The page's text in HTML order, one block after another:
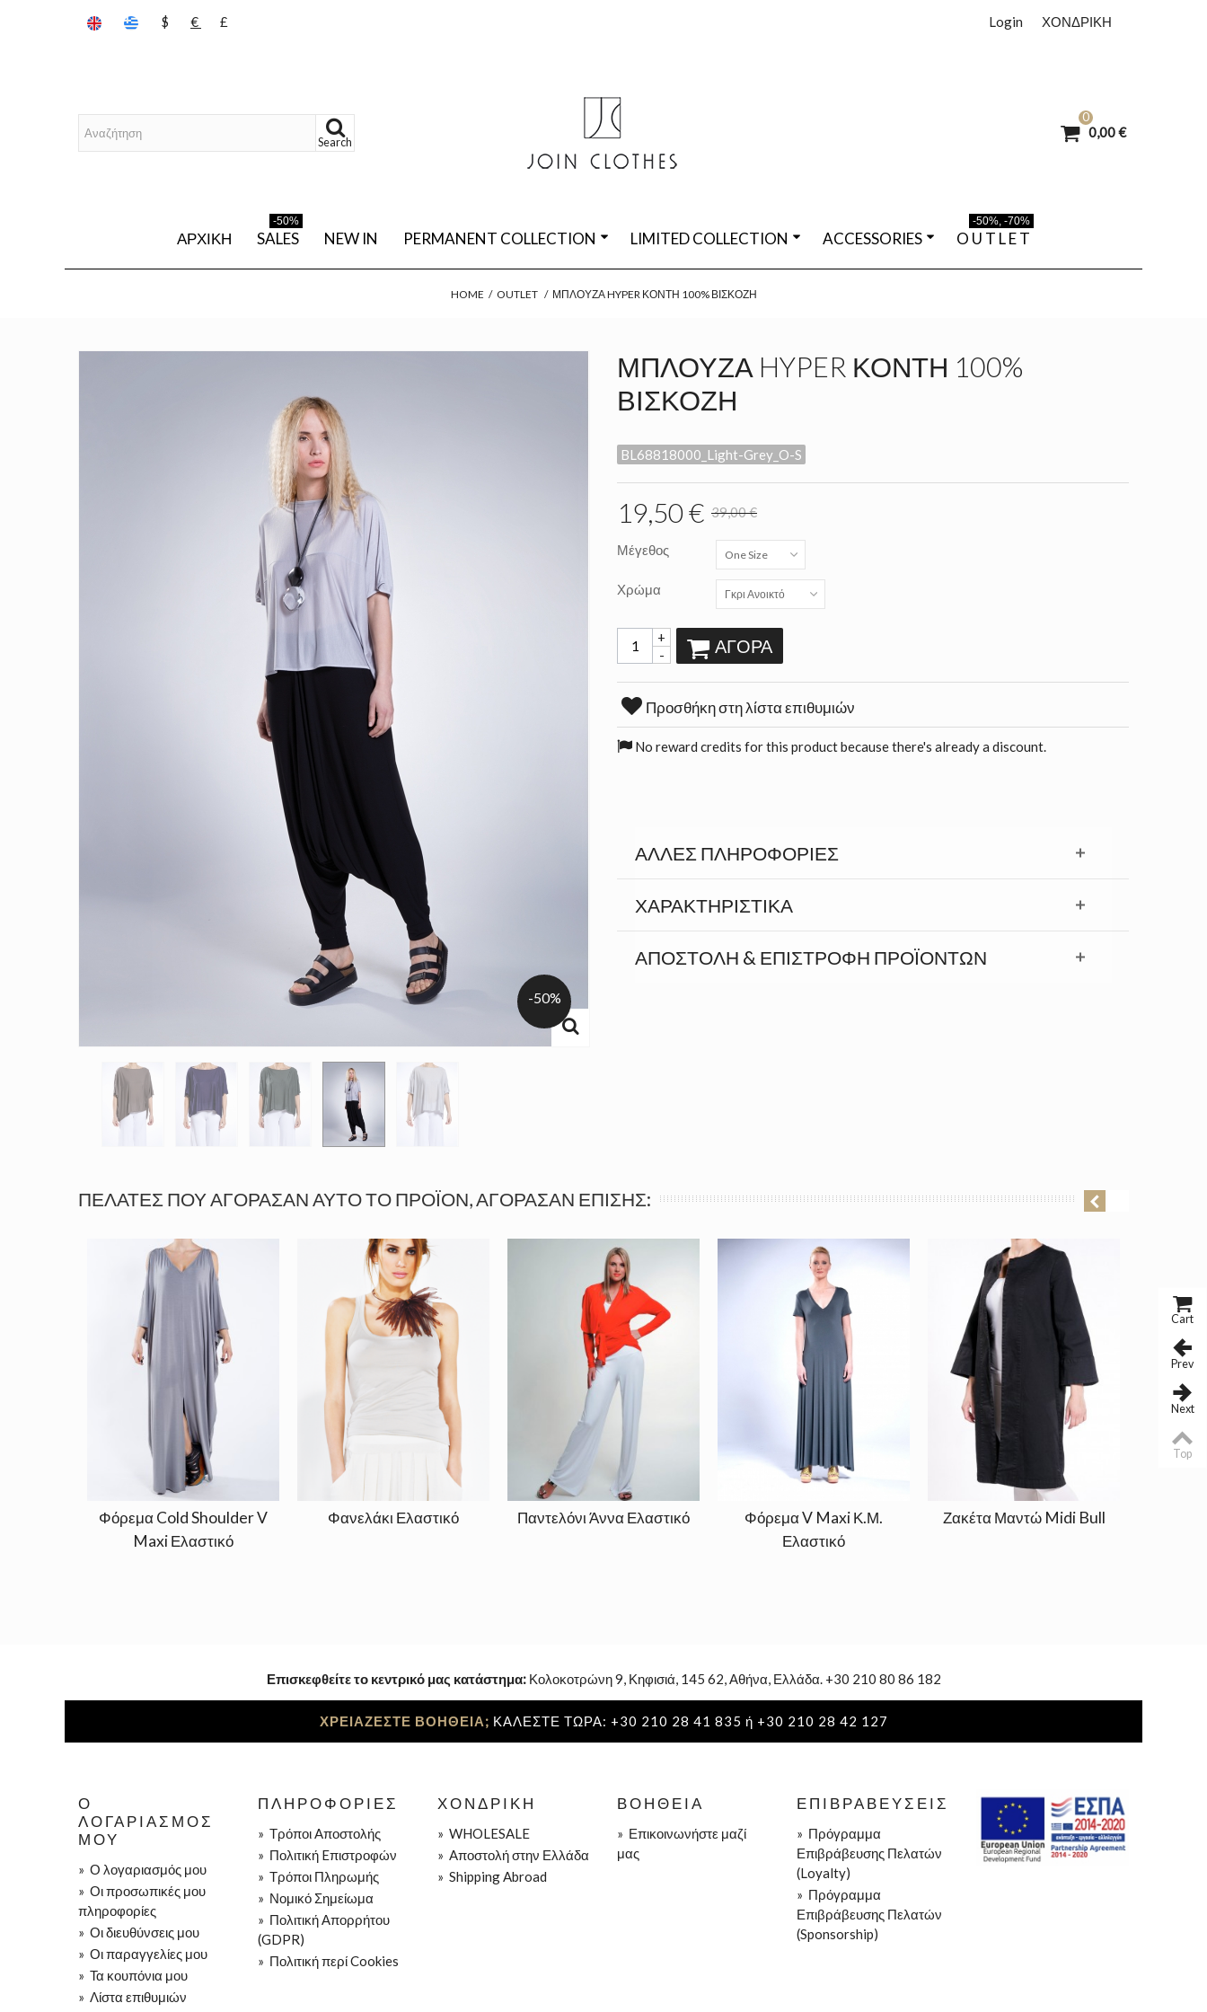
ΧΟΝΔΡΙΚΗ
Login
$ € £
Search
0
0,00 €
ΑΡΧΙΚΉ SALES
-50%
NEW IN PERMANENT COLLECTION LIMITED COLLECTION ACCESSORIES O U T L E T
-50%, -70%
HOME / OUTLET / ΜΠΛΟΎΖΑ HYPER ΚΟΝΤΉ 100% ΒΙΣΚΌΖΗ
-50%
ΜΠΛΟΎΖΑ HYPER ΚΟΝΤΉ 100%
ΒΙΣΚΌΖΗ
BL68818000_Light-Grey_O-S
19,50 € 39,00 €
Μέγεθος One Size
Χρώμα Γκρι Ανοικτό
-
+ ΑΓΟΡΆ
Προσθήκη στη λίστα επιθυμιών
No reward credits for this product because there's already a discount.
ΆΛΛΕΣ ΠΛΗΡΟΦΟΡΊΕΣ
ΧΑΡΑΚΤΗΡΙΣΤΙΚΆ
ΑΠΟΣΤΟΛΉ & ΕΠΙΣΤΡΟΦΉ ΠΡΟΪΟΝΤΩΝ
ΠΕΛΆΤΕΣ ΠΟΥ ΑΓΌΡΑΣΑΝ ΑΥΤΌ ΤΟ ΠΡΟΪΌΝ, ΑΓΌΡΑΣΑΝ ΕΠΊΣΗΣ:
Φόρεμα Cold Shoulder V
Maxi Ελαστικό
Φανελάκι Ελαστικό Παντελόνι Άννα Ελαστικό
Φόρεμα V Maxi Κ.Μ.
Ελαστικό
Ζακέτα Μαντώ Midi Bull
Επισκεφθείτε το κεντρικό μας κατάστημα:Κολοκοτρώνη 9, Κηφισιά, 145 62, Αθήνα, Ελλάδα. +30 210 80 86 182
ΧΡΕΙΑΖΕΣΤΕ ΒΟΗΘΕΙΑ; ΚΑΛΕΣΤΕ ΤΩΡΑ: +30 210 28 41 835 ή +30 210 28 42 127
Ο
ΛΟΓΑΡΙΑΣΜΌΣ
ΜΟΥ
» Ο λογαριασμός μου
» Οι προσωπικές μου
πληροφορίες
» Οι διευθύνσεις μου
» Οι παραγγελίες μου
» Τα κουπόνια μου
» Λίστα επιθυμιών
ΠΛΗΡΟΦΟΡΊΕΣ
» Τρόποι Aποστολής
» Πολιτική Eπιστροφών
» Τρόποι Πληρωμής
» Νομικό Σημείωμα
» Πολιτική Απορρήτου
(GDPR)
» Πολιτική περί Cookies
ΧΟΝΔΡΙΚΉ
» WHOLESALE
» Aποστολή στην Ελλάδα
» Shipping Abroad
ΒΟΉΘΕΙΑ
» Επικοινωνήστε μαζί
μας
ΕΠΙΒΡΑΒΕΎΣΕΙΣ
» Πρόγραμμα
Επιβράβευσης Πελατών
(Loyalty)
» Πρόγραμμα
Επιβράβευσης Πελατών
(Sponsorship)
Cart
Prev
Next
Top